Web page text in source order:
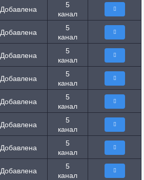
Добавлена
5
канал
Добавлена
5
канал
Добавлена
5
канал
Добавлена
5
канал
Добавлена
5
канал
Добавлена
5
канал
Добавлена
5
канал
Добавлена
5
канал